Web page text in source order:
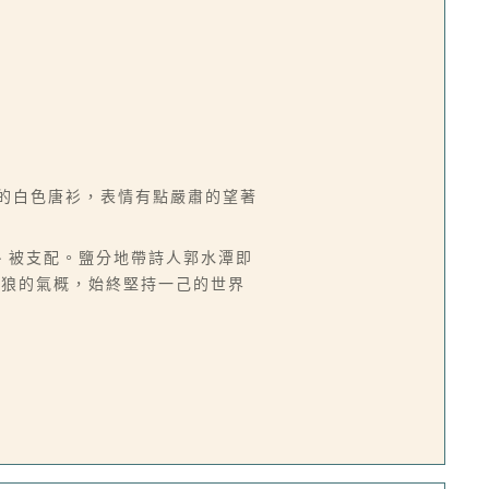
白色唐衫，表情有點嚴肅的望著
支配。鹽分地帶詩人郭水潭即
的氣概，始終堅持一己的世界